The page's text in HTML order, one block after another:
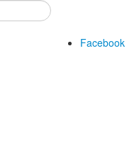
Facebook